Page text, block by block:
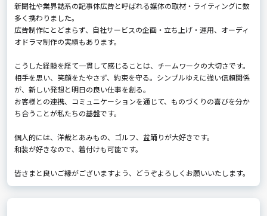
新聞社や業界誌系の記事体広告と呼ばれる媒体の取材・ライティングに数
多く携わりました。
広告制作にとどまらず、自社サービスの企画・立ち上げ・運用、オーディ
オドラマ制作の実績もあります。
こうした経験を経て一貫して感じることは、チームワークの大切さです。
相手を思い、笑顔をたやさず、約束を守る。シンプルゆえに強い信頼関係
が、新しい発想と明日の良い仕事を創る――。
お客様との連携、コミュニケーションを通じて、ものづくりの喜びを分か
ち合うことが私たちの基盤です。
個人的には、洋裁とあみもの、ゴルフ、盆踊りが大好きです。
和装が好きなので、着付けも可能です。
皆さまと良いご縁がございますよう、どうぞよろしくお願いいたします。